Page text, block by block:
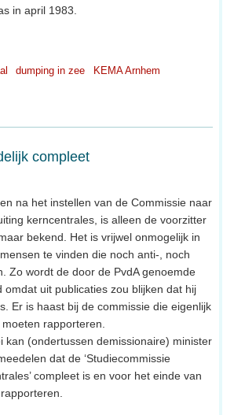
in april 1983.
dumping in zee
KEMA Arnhem
compleet
na het instellen van de Commissie naar
kerncentrales, is alleen de voorzitter
bekend. Het is vrijwel onmogelijk in
te vinden die noch anti-, noch
Zo wordt de door de PvdA genoemde
omdat uit publicaties zou blijken dat hij
Er is haast bij de commissie die eigenlijk
rapporteren.
kan (ondertussen demissionaire) minister
dat de ‘Studiecommissie
compleet is en voor het einde van